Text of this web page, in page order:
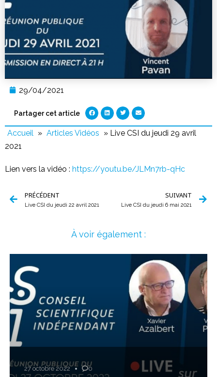
29/04/2021
Partager cet article
Accueil » Articles Vidéos » Live CSI du jeudi 29 avril
2021
Lien vers la vidéo : https://youtu.be/JLMn7rb-qHc
PRÉCÉDENT
Live CSI du jeudi 22 avril 2021
SUIVANT
Live CSI du jeudi 6 mai 2021
À voir également :
27 octobre 2022 0